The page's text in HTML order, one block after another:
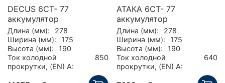
DECUS 6СТ- 77
аккумулятор
Длина (мм):
278
Ширина (мм):
175
Высота (мм):
190
Ток холодной
прокрутки, (EN) А:
850
АТАКА 6CT- 77
аккумулятор
Длина (мм):
278
Ширина (мм):
175
Высота (мм):
190
Ток холодной
прокрутки, (EN) А:
640